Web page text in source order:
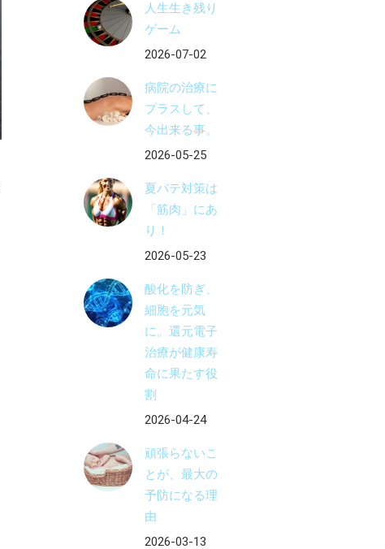
人生生き残り
ゲーム
2026-07-02
病院の治療に
プラスして、
今出来る事。
2026-05-25
夏バテ対策は
「筋肉」にあ
り！
2026-05-23
酸化を防ぎ、
細胞を元気
に。還元電子
治療が健康寿
命に果たす役
割
2026-04-24
頑張らないこ
とが、最大の
予防になる理
由
2026-03-13